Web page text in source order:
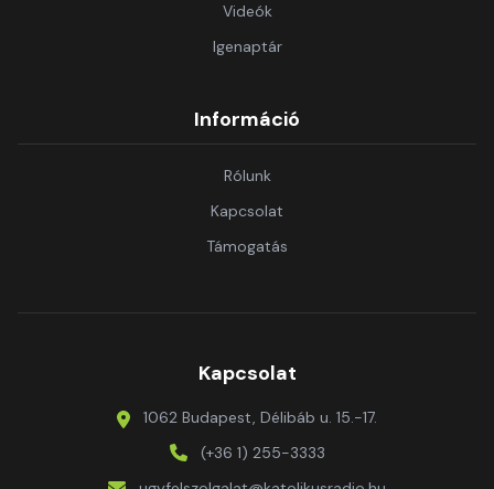
Videók
Igenaptár
Információ
Rólunk
Kapcsolat
Támogatás
Kapcsolat
1062 Budapest, Délibáb u. 15.-17.
(+36 1) 255-3333